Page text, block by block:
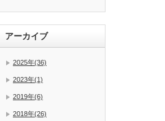
アーカイブ
2025年(36)
2023年(1)
2019年(6)
2018年(26)